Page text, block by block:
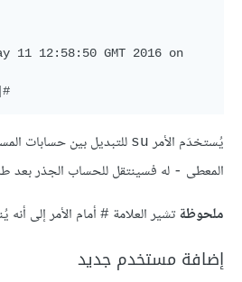
11 12:58:50 GMT 2016 on
يُستخدَم الأمر su للتبديل بين حسابات
المعطى - له فسينتقل للحساب الجذر بعد
ملحوظة تشير العلامة # أمام الأمر إلى
إضافة مستخدم جديد